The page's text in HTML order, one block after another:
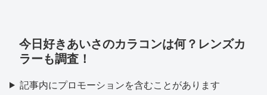
今日好きあいさのカラコンは何？レンズカ
ラーも調査！
記事内にプロモーションを含むことがあります